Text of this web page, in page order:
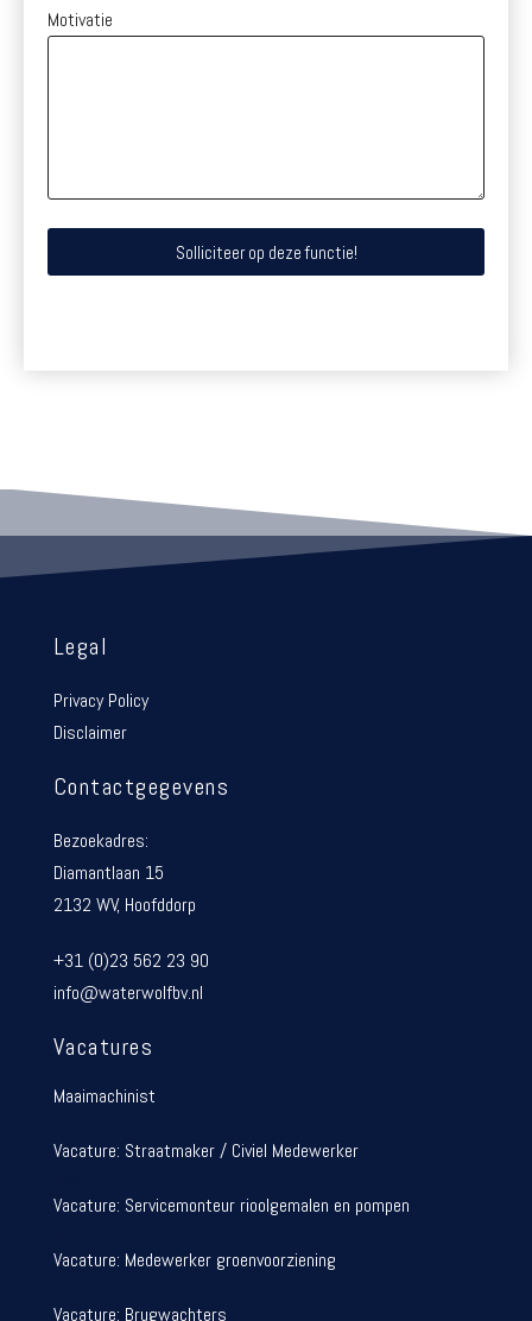
Motivatie
Solliciteer op deze functie!
Legal
Privacy Policy
Disclaimer
Contactgegevens
Bezoekadres:
Diamantlaan 15
2132 WV, Hoofddorp
+31 (0)23 562 23 90
info@waterwolfbv.nl
Vacatures
Maaimachinist
Vacature: Straatmaker / Civiel Medewerker
Vacature: Servicemonteur rioolgemalen en pompen
Vacature: Medewerker groenvoorziening
Vacature: Brugwachters